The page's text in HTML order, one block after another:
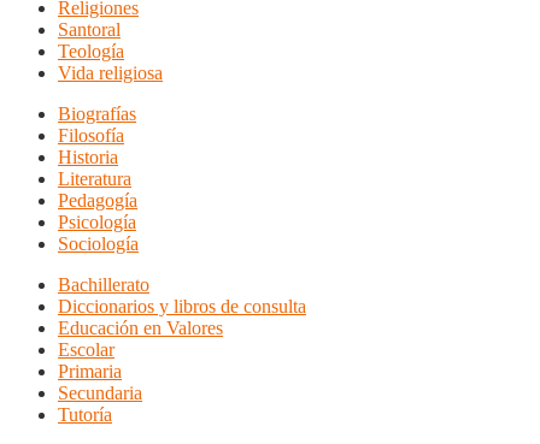
Religiones
Santoral
Teología
Vida religiosa
Biografías
Filosofía
Historia
Literatura
Pedagogía
Psicología
Sociología
Bachillerato
Diccionarios y libros de consulta
Educación en Valores
Escolar
Primaria
Secundaria
Tutoría